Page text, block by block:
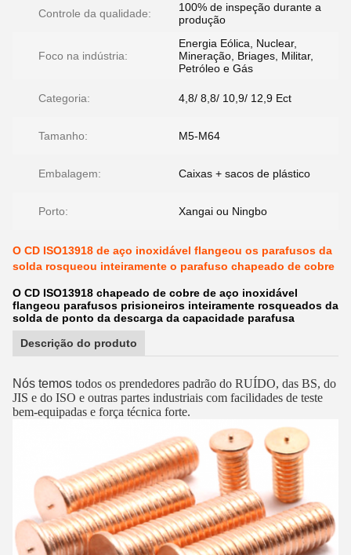
Controle da qualidade:
100% de inspeção durante a
produção
Foco na indústria:
Energia Eólica, Nuclear,
Mineração, Briages, Militar,
Petróleo e Gás
Categoria: 4,8/ 8,8/ 10,9/ 12,9 Ect
Tamanho: M5-M64
Embalagem: Caixas + sacos de plástico
Porto: Xangai ou Ningbo
O CD ISO13918 de aço inoxidável flangeou os parafusos da
solda rosqueou inteiramente o parafuso chapeado de cobre
O CD ISO13918 chapeado de cobre de aço inoxidável
flangeou parafusos prisioneiros inteiramente rosqueados da
solda de ponto da descarga da capacidade parafusa
Descrição do produto
Nós temos todos os prendedores padrão do RUÍDO, das BS, do
JIS e do ISO e outras partes industriais com facilidades de teste
bem-equipadas e força técnica forte.